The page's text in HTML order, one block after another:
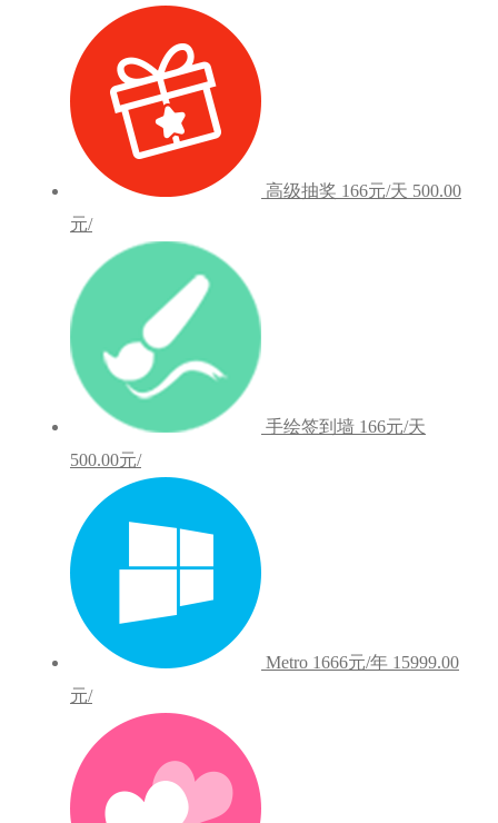
高级抽奖 166元/天 500.00
元/
手绘签到墙 166元/天
500.00元/
Metro 1666元/年 15999.00
元/